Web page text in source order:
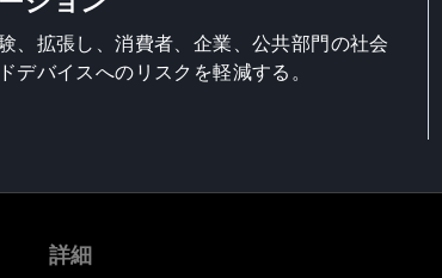
、拡張し、消費者、企業、公共部門の社会
デバイスへのリスクを軽減する。
詳細